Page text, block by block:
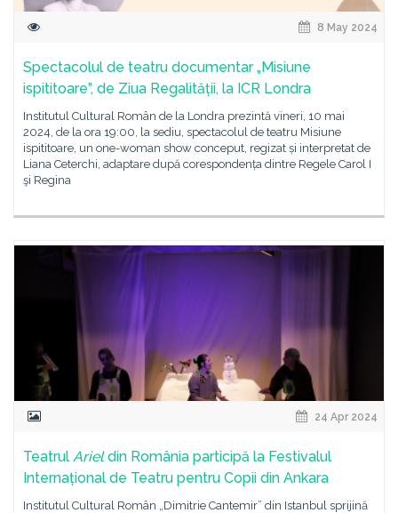
8 May 2024
Spectacolul de teatru documentar „Misiune
ispititoare”, de Ziua Regalității, la ICR Londra
Institutul Cultural Român de la Londra prezintă vineri, 10 mai
2024, de la ora 19:00, la sediu, spectacolul de teatru Misiune
ispititoare, un one-woman show conceput, regizat și interpretat de
Liana Ceterchi, adaptare după corespondența dintre Regele Carol I
şi Regina
24 Apr 2024
Teatrul Arieldin România participă la Festivalul
Internațional de Teatru pentru Copii din Ankara
Institutul Cultural Român „Dimitrie Cantemir” din Istanbul sprijină